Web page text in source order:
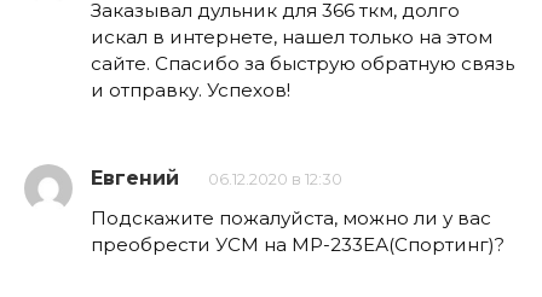
Заказывал дульник для 366 ткм, долго
искал в интернете, нашел только на этом
сайте. Спасибо за быструю обратную связь
и отправку. Успехов!
Евгений 06.12.2020 в 12:30
Подскажите пожалуйста, можно ли у вас
преобрести УСМ на МР-233ЕА(Спортинг)?